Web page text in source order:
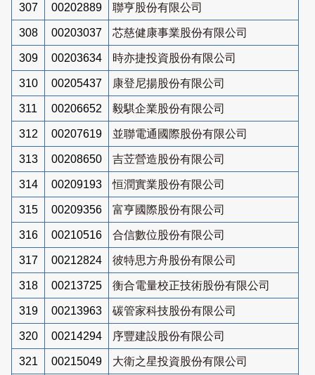
307 00202889 聯亨股份有限公司
308 00203037 芯慈健康事業股份有限公司
309 00203634 時亦捷投資股份有限公司
310 00205437 康登尼揚股份有限公司
311 00206652 毅騏企業股份有限公司
312 00207619 並聯電通國際股份有限公司
313 00208650 吉苙營造股份有限公司
314 00209193 恒潤實業股份有限公司
315 00209356 富亨國際股份有限公司
316 00210516 合信數位股份有限公司
317 00212824 彼特思方舟股份有限公司
318 00213725 衡合電量校正技術股份有限公司
319 00213963 碳管家科技股份有限公司
320 00214294 序豐建設股份有限公司
321 00215049 大衛之星投資股份有限公司